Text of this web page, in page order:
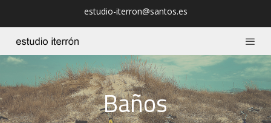
estudio-iterron@santos.es
Baños